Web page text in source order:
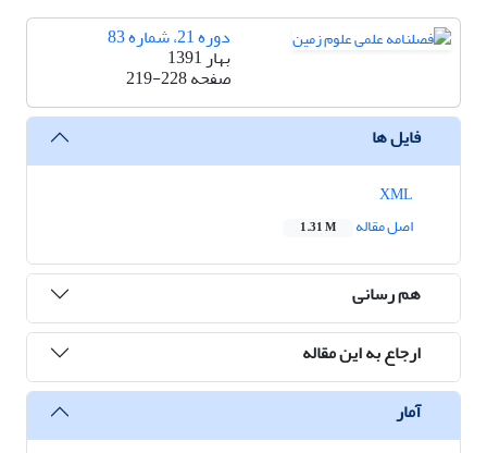
دوره 21، شماره 83
بهار 1391
صفحه219-228
فایل ها
اصل مقاله
1.31 M
هم رسانی
ارجاع به این مقاله
آمار